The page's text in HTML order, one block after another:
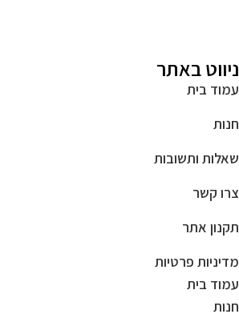
ניווט באתר
עמוד בית
חנות
שאלות ותשובות
צרו קשר
תקנון אתר
מדיניות פרטיות
עמוד בית
חנות